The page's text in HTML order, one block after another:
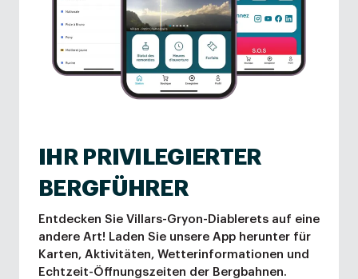
IHR PRIVILEGIERTER
BERGFÜHRER
Entdecken Sie Villars-Gryon-Diablerets auf eine
andere Art! Laden Sie unsere App herunter für
Karten, Aktivitäten, Wetterinformationen und
Echtzeit-Öffnungszeiten der Bergbahnen.